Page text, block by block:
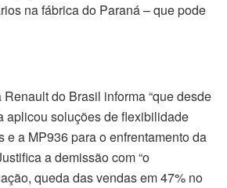
na fábrica do Paraná – que pode
do Brasil informa “que desde
aplicou soluções de flexibilidade
e a MP936 para o enfrentamento da
a demissão com “o
queda das vendas em 47% no